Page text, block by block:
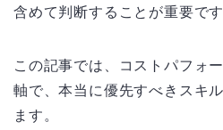
含めて判断することが重要です
この記事では、コストパフォ
軸で、本当に優先すべきスキ
ます。